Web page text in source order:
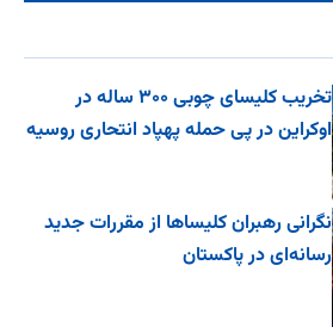
تخریب کلیسای چوبی ۳۰۰ ساله در
اوکراین در پی حمله پهپاد انتحاری روسیه
نگرانی رهبران کلیساها از مقررات جدید
رسانه‌ای در پاکستان